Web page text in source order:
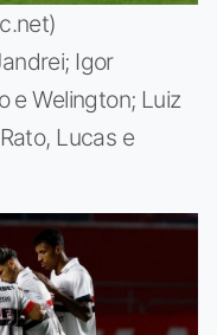
Igor
e Welington; Luiz
Lucas e